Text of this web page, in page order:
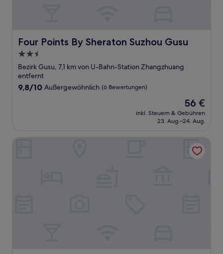
Four Points By Sheraton Suzhou Gusu
Four Points By Sheraton Suzhou Gusu
2.5-
Sterne-
Unterkunft
Bezirk Gusu, 7,1 km von U-Bahn-Station Zhangzhuang
entfernt
9.8
9,8/10 Außergewöhnlich (6 Bewertungen)
Der
Preis
beträgt
56 €
inkl. Steuern & Gebühren
23. Aug.–24. Aug.